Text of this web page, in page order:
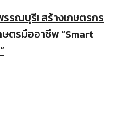
รณบุรี! สร้างเกษตรกร
ตรมืออาชีพ “Smart